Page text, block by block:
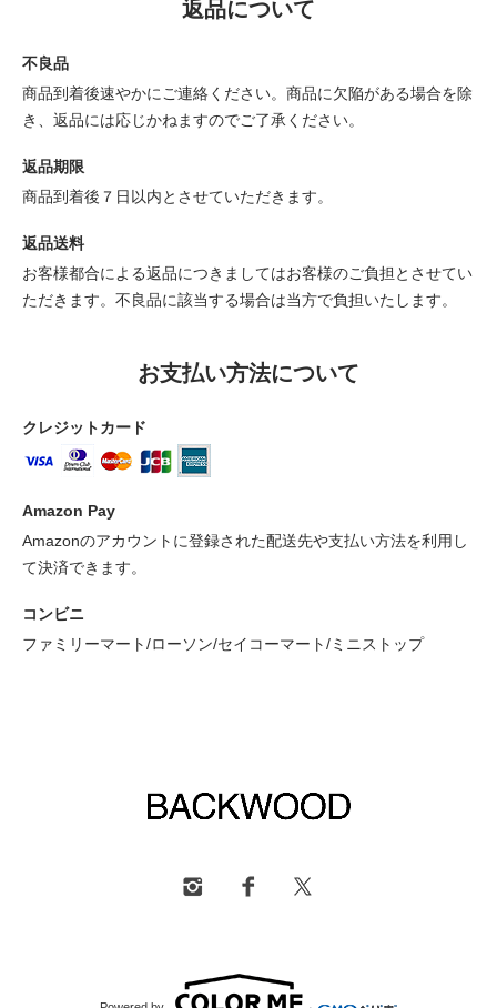
返品について
不良品
商品到着後速やかにご連絡ください。商品に欠陥がある場合を除
き、返品には応じかねますのでご了承ください。
返品期限
商品到着後７日以内とさせていただきます。
返品送料
お客様都合による返品につきましてはお客様のご負担とさせてい
ただきます。不良品に該当する場合は当方で負担いたします。
お支払い方法について
クレジットカード
Amazon Pay
Amazonのアカウントに登録された配送先や支払い方法を利用し
て決済できます。
コンビニ
ファミリーマート/ローソン/セイコーマート/ミニストップ